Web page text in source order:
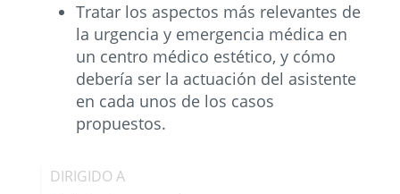
Tratar los aspectos más relevantes de
la urgencia y emergencia médica en
un centro médico estético, y cómo
debería ser la actuación del asistente
en cada unos de los casos
propuestos.
DIRIGIDO A